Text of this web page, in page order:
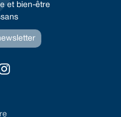
et bien-être